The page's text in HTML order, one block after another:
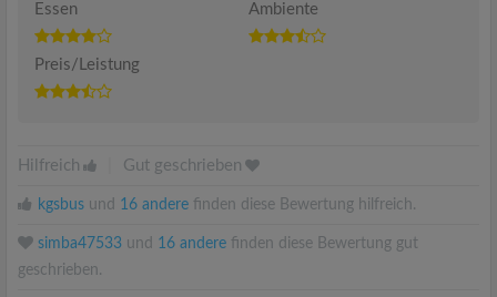
Essen Ambiente
Preis/Leistung
Hilfreich Gut geschrieben
kgsbus und 16 andere finden diese Bewertung hilfreich.
simba47533 und 16 andere finden diese Bewertung gut
geschrieben.